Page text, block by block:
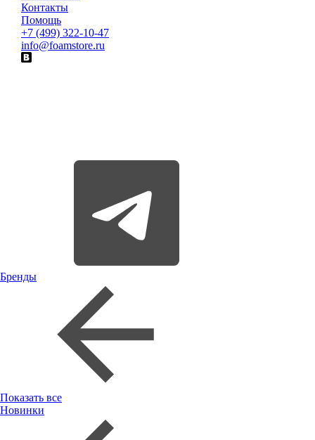
Контакты
Помощь
+7 (499) 322-10-47
info@foamstore.ru
Бренды
Показать все
Новинки